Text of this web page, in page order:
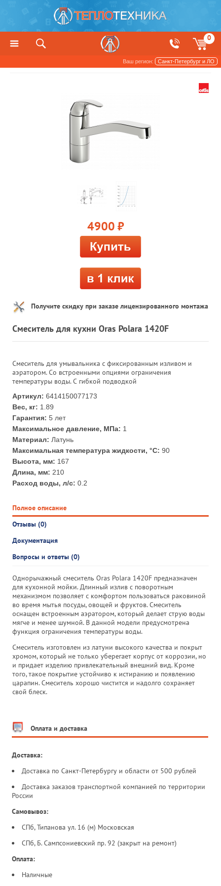
0
Ваш регион: Санкт-Петербург и ЛО
4900 руб.
Получите скидку при заказе лицензированного монтажа
Смеситель для кухни Oras Polara 1420F
Смеситель для умывальника с фиксированным изливом и
аэратором. Со встроенными опциями ограничения
температуры воды. С гибкой подводкой
Артикул: 6414150077173
Вес, кг: 1.89
Гарантия: 5 лет
Максимальное давление, МПа: 1
Материал: Латунь
Максимальная температура жидкости, °С: 90
Высота, мм: 167
Длина, мм: 210
Расход воды, л/с: 0.2
Полное описание
Отзывы (0)
Документация
Вопросы и ответы (0)
Однорычажный смеситель Oras Polara 1420F предназначен
для кухонной мойки. Длинный излив с поворотным
механизмом позволяет с комфортом пользоваться раковиной
во время мытья посуды, овощей и фруктов. Смеситель
оснащен встроенным аэратором, который делает струю воды
мягче и менее шумной. В данной модели предусмотрена
функция ограничения температуры воды.
Смеситель изготовлен из латуни высокого качества и покрыт
хромом, который не только уберегает корпус от коррозии, но
и придает изделию привлекательный внешний вид. Кроме
того, такое покрытие устойчиво к истиранию и появлению
царапин. Смеситель хорошо чистится и надолго сохраняет
свой блеск.
Оплата и доставка
Доставка:
Доставка по Санкт-Петербургу и области от 500 рублей
Доставка заказов транспортной компанией по территории
России
Самовывоз:
СПб, Типанова ул. 16 (м) Московская
СПб, Б. Сампсониевский пр. 92 (закрыт на ремонт)
Оплата:
Наличные